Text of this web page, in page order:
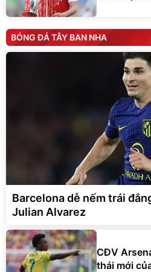
BÓNG ĐÁ TÂY BAN NHA
Barcelona dễ nếm trái
Julian Alvarez
CĐV
thái mới